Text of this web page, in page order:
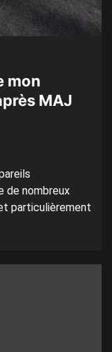
mon
MAJ
de nombreux
particulièrement